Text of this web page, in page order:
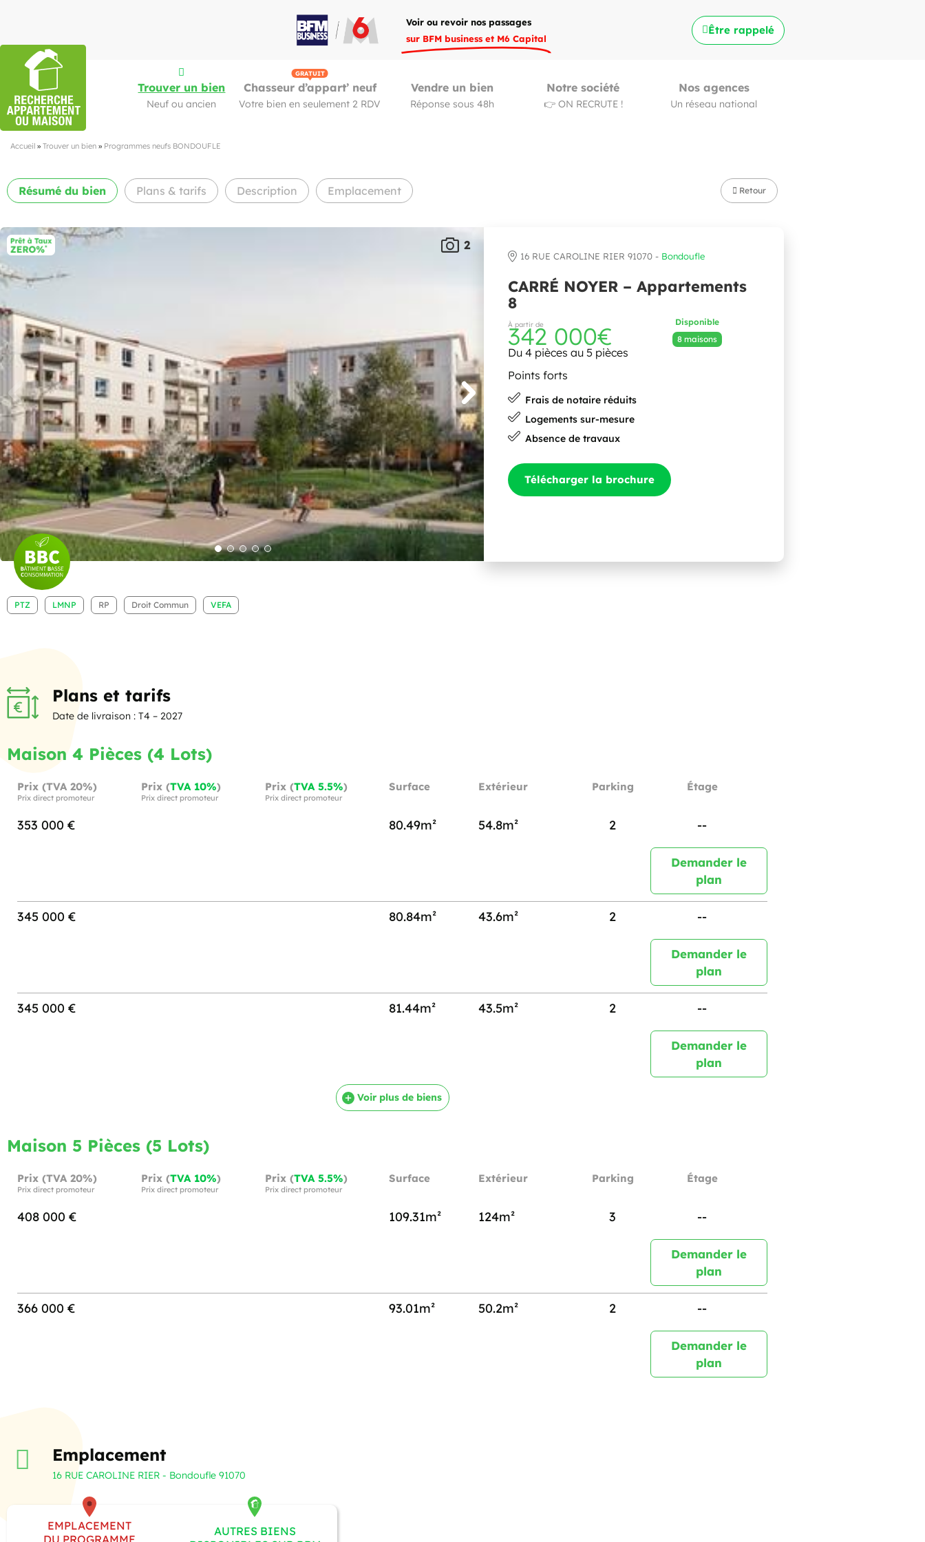
Voir ou revoir nos passages
sur BFM business et M6 Capital
Être rappelé
Trouver un bien
Neuf ou ancien
GRATUIT
Chasseur d’appart’ neuf
Votre bien en seulement 2 RDV
Vendre un bien
Réponse sous 48h
Notre société
👉 ON RECRUTE !
Nos agences
Un réseau national
Accueil » Trouver un bien » Programmes neufs BONDOUFLE
Résumé du bien Plans & tarifs Description Emplacement Retour
2
16 RUE CAROLINE RIER 91070 - Bondoufle
CARRÉ NOYER – Appartements
8
À partir de
342 000€
Disponible
8 maisons
Du 4 pièces au 5 pièces
Points forts
Frais de notaire réduits
Logements sur-mesure
Absence de travaux
Télécharger la brochure
PTZ LMNP RP Droit Commun VEFA
Plans et tarifs
Date de livraison : T4 – 2027
Maison 4 Pièces (4 Lots)
Prix (TVA 20%)
Prix direct promoteur
Prix (TVA 10%)
Prix direct promoteur
Prix (TVA 5.5%)
Prix direct promoteur
Surface Extérieur Parking Étage
353 000 € 80.49m² 54.8m² 2 --
Demander le
plan
345 000 € 80.84m² 43.6m² 2 --
Demander le
plan
345 000 € 81.44m² 43.5m² 2 --
Demander le
plan
Voir plus de biens
Maison 5 Pièces (5 Lots)
Prix (TVA 20%)
Prix direct promoteur
Prix (TVA 10%)
Prix direct promoteur
Prix (TVA 5.5%)
Prix direct promoteur
Surface Extérieur Parking Étage
408 000 € 109.31m² 124m² 3 --
Demander le
plan
366 000 € 93.01m² 50.2m² 2 --
Demander le
plan
Emplacement
16 RUE CAROLINE RIER - Bondoufle 91070
EMPLACEMENT
AUTRES BIENS